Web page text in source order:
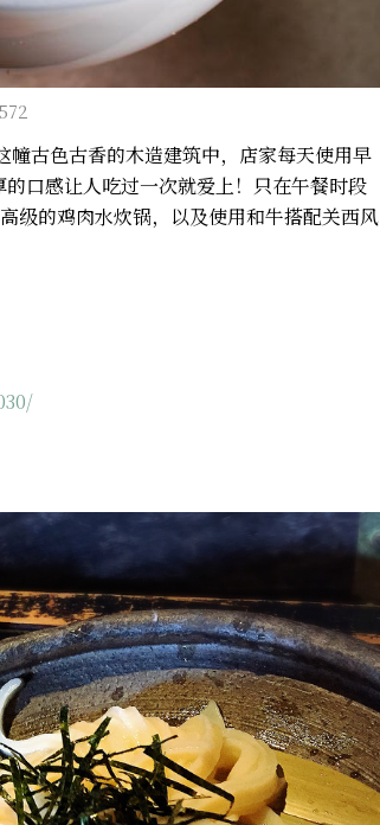
幢古色古香的木造建筑中，店家每天使用早
口感让人吃过一次就爱上！只在午餐时段
级的鸡肉水炊锅，以及使用和牛搭配关西风